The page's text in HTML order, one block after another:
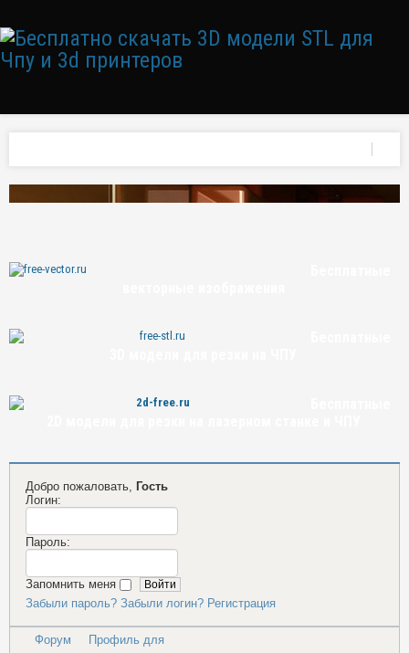
Добро пожаловать,
Гость
Логин:
Пароль:
Запомнить меня
Забыли пароль? Забыли логин? Регистрация
Форум Профиль для